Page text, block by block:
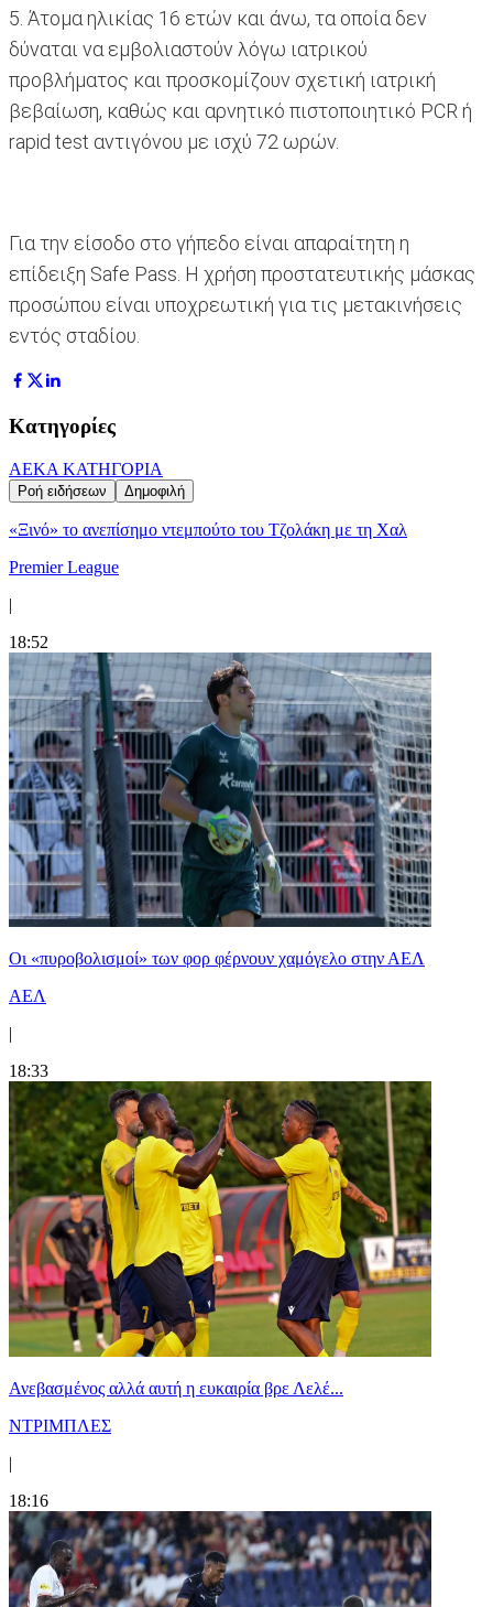
5. Άτομα ηλικίας 16 ετών και άνω, τα οποία δεν
δύναται να εμβολιαστούν λόγω ιατρικού
προβλήματος και προσκομίζουν σχετική ιατρική
βεβαίωση, καθώς και αρνητικό πιστοποιητικό PCR ή
rapid test αντιγόνου με ισχύ 72 ωρών.
Για την είσοδο στο γήπεδο είναι απαραίτητη η
επίδειξη Safe Pass. Η χρήση προστατευτικής μάσκας
προσώπου είναι υποχρεωτική για τις μετακινήσεις
εντός σταδίου.
Κατηγορίες
ΑΕΚΑ ΚΑΤΗΓΟΡΙΑ
Ροή ειδήσεων Δημοφιλή
«Ξινό» το ανεπίσημο ντεμπούτο του Τζολάκη με τη Χαλ
Premier League
|
18:52
Οι «πυροβολισμοί» των φορ φέρνουν χαμόγελο στην ΑΕΛ
ΑΕΛ
|
18:33
Ανεβασμένος αλλά αυτή η ευκαιρία βρε Λελέ...
ΝΤΡΙΜΠΛΕΣ
|
18:16